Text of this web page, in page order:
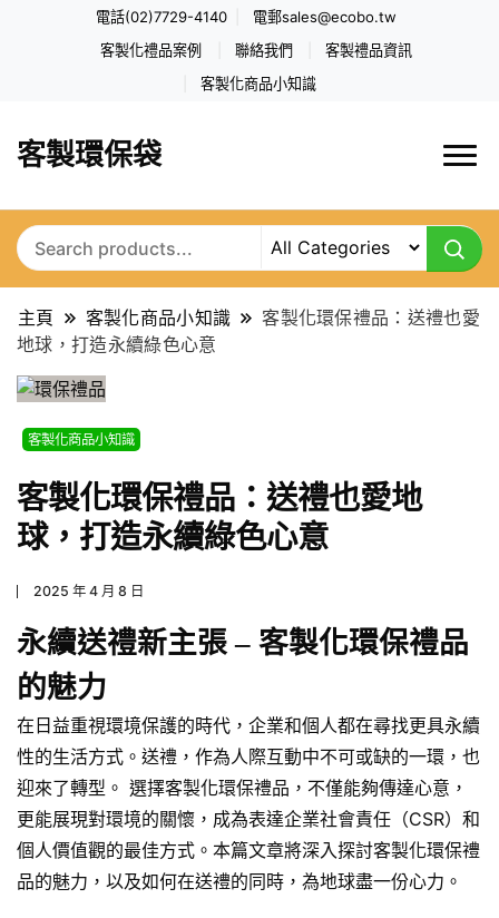
電話(02)7729-4140 電郵sales@ecobo.tw
客製化禮品案例 聯絡我們 客製禮品資訊
客製化商品小知識
客製環保袋
主頁 客製化商品小知識
客製化環保禮品：送禮也愛
地球，打造永續綠色心意
客製化商品小知識
客製化環保禮品：送禮也愛地
球，打造永續綠色心意
2025 年 4 月 8 日
永續送禮新主張 – 客製化環保禮品
的魅力
在日益重視環境保護的時代，企業和個人都在尋找更具永續
性的生活方式。送禮，作為人際互動中不可或缺的一環，也
迎來了轉型。 選擇客製化環保禮品，不僅能夠傳達心意，
更能展現對環境的關懷，成為表達企業社會責任（CSR）和
個人價值觀的最佳方式。本篇文章將深入探討客製化環保禮
品的魅力，以及如何在送禮的同時，為地球盡一份心力。